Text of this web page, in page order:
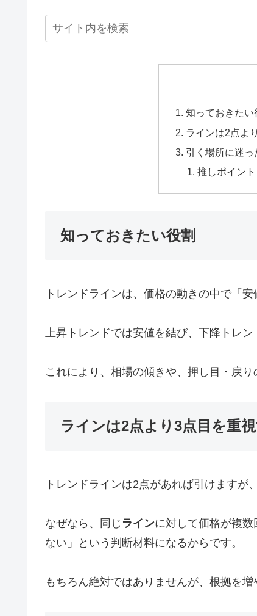
知っておきたい
ラインは2点よ
引く場所に迷っ
推しポイン
知っておきたい役割
トレンドラインは、価格の動きの中で「
上昇トレンドでは安値を結び、下降トレ
これにより、相場の傾きや、押し目・戻
ラインは2点より3点目を重
トレンドラインは2点があれば引けますが
なぜなら、同じ ラインに対して価格が複
ない」という判断材料になるからです。
もちろん絶対ではありませんが、根拠を増